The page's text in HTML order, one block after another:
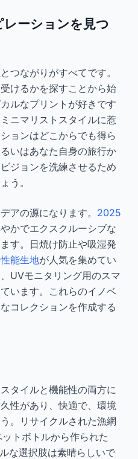
ーションを見つ
つながりがすべてです。
けるかを探すことから始
ルなプリントが好きです
ニマリストスタイルに惹
ョンはどこからでも得ら
いはあなた自身の旅行か
ジョンを洗練させるため
う。
アの源になります。 2025
かでエクスクルーシブな
す。日焼け防止や吸湿発
能生地が人気を集めてい
UVモニタリング用のスマ
います。これらのイノベ
コレクションを作成する
タイルと機能性の両方に
性があり、快適で、環境
。リサイクルされた漁網
トボトルから作られた
な選択肢は素晴らしいで